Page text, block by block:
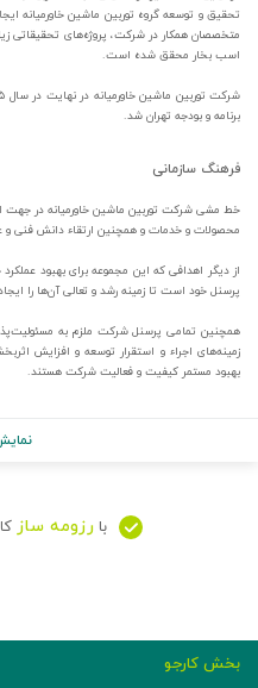
تحقیق و توسعه گروه توربین ماشین خاورمیانه
اسب بخار محقق شده است.
برنامه و بودجه تهران شد.
فرهنگ سازمانی
خط مشی شركت توربین ماشین خاورمیانه در
محصولات و خدمات و همچنین ارتقاء دانش فنی
از دیگر اهدافی که این مجموعه برای بهبود
پرسنل خود است تا زمینه رشد و تعالی آن‌ها را
همچنین تمامی پرسنل شرکت ملزم به
زمینه‌های اجراء و استقرار توسعه و افزایش
بهبود مستمر کیفیت و فعالیت شرکت هستند.
با رزومه ساز
بخش کارجو